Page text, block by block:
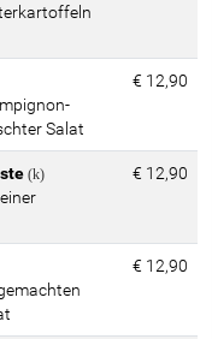
Salat
€ 12,90
k € 12,90
€ 12,90